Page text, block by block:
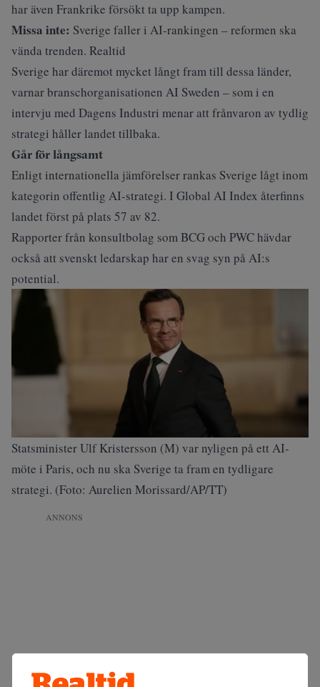
har även Frankrike försökt ta upp kampen.
Missa inte: Sverige faller i AI-rankingen – reformen ska
vända trenden. Realtid
Sverige har däremot mycket långt fram till dessa länder,
varnar branschorganisationen AI Sweden – som i en
intervju med Dagens Industri menar att frånvaron av tydlig
strategi håller landet tillbaka.
Går för långsamt
Enligt internationella jämförelser rankas Sverige lågt inom
kategorin offentlig AI-strategi. I Global AI Index återfinns
landet först på plats 57 av 82.
Rapporter från konsultbolag som BCG och PWC hävdar
också att svenskt ledarskap har en svag syn på AI:s
potential.
Statsminister Ulf Kristersson (M) var nyligen på ett AI-
möte i Paris, och nu ska Sverige ta fram en tydligare
strategi. (Foto: Aurelien Morissard/AP/TT)
ANNONS